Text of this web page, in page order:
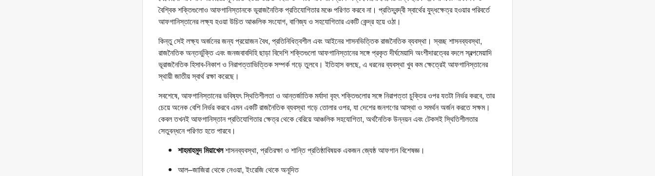
বৈশ্বিক শক্তিগুলোও আফগানিস্তানকে ভূরাজনৈতিক প্রতিযোগিতার মঞ্চে পরিণত করবে না। প্রতিদ্বন্দ্বী স্বার্থের যুদ্ধক্ষেত্র হওয়ার পরিবর্তে
আফগানিস্তানের লক্ষ্য হওয়া উচিত আঞ্চলিক সংযোগ, বাণিজ্য ও সহযোগিতার একটি কেন্দ্র হয়ে ওঠা।
কিন্তু সেই লক্ষ্য অর্জনের জন্য প্রয়োজন বৈধ, প্রতিনিধিত্বশীল এবং আইনের শাসনভিত্তিক রাজনৈতিক ব্যবস্থা। স্বচ্ছ শাসনব্যবস্থা,
রাজনৈতিক অন্তর্ভুক্তি এবং জনজবাবদিহি ছাড়া বিদেশি শক্তিগুলো আফগানিস্তানের সঙ্গে প্রকৃত দীর্ঘমেয়াদি অংশীদারত্বের বদলে স্বল্পমেয়াদি
ভূরাজনৈতিক হিসাব-নিকাশ ও নিরাপত্তাভিত্তিক সম্পর্ক গড়ে তুলবে। ইতিহাস বলছে, এ ধরনের ব্যবস্থা খুব কম ক্ষেত্রেই আফগানিস্তানের
স্থায়ী জাতীয় স্বার্থ রক্ষা করেছে।
সবশেষে, আফগানিস্তানের ভবিষ্যৎ স্থিতিশীলতা ও আন্তর্জাতিক মর্যাদা বৃহৎ শক্তিগুলোর সঙ্গে নিরাপত্তা চুক্তির ওপর যতটা নির্ভর করবে, তার
চেয়ে অনেক বেশি নির্ভর করবে এমন একটি রাজনৈতিক ব্যবস্থা গড়ে তোলার ওপর, যা দেশের জনগণের আস্থা ও সমর্থন অর্জন করতে সক্ষম।
কেবল তখনই আফগানিস্তান প্রতিযোগিতার ক্ষেত্র থেকে বেরিয়ে আঞ্চলিক সহযোগিতা, অর্থনৈতিক উন্নয়ন এবং টেকসই স্থিতিশীলতার
সেতুবন্ধনে পরিণত হতে পারবে।
শাহমাহমুদ মিয়াখেলশাসনব্যবস্থা, প্রতিরক্ষা ও শান্তি প্রতিষ্ঠাবিষয়ক একজন জ্যেষ্ঠ আফগান বিশেষজ্ঞ।
আল–জাজিরা থেকে নেওয়া, ইংরেজি থেকে অনূদিত